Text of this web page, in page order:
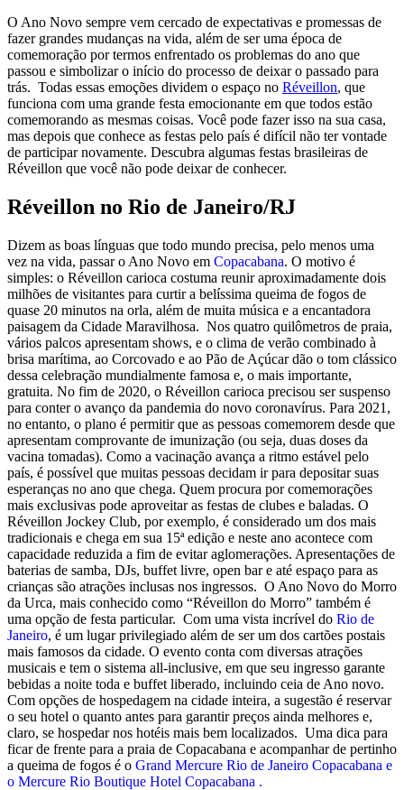
O Ano Novo sempre vem cercado de expectativas e promessas de
fazer grandes mudanças na vida, além de ser uma época de
comemoração por termos enfrentado os problemas do ano que
passou e simbolizar o início do processo de deixar o passado para
trás. Todas essas emoções dividem o espaço no Réveillon, que
funciona com uma grande festa emocionante em que todos estão
comemorando as mesmas coisas. Você pode fazer isso na sua casa,
mas depois que conhece as festas pelo país é difícil não ter vontade
de participar novamente. Descubra algumas festas brasileiras de
Réveillon que você não pode deixar de conhecer.
Réveillon no Rio de Janeiro/RJ
Dizem as boas línguas que todo mundo precisa, pelo menos uma
vez na vida, passar o Ano Novo em Copacabana. O motivo é
simples: o Réveillon carioca costuma reunir aproximadamente dois
milhões de visitantes para curtir a belíssima queima de fogos de
quase 20 minutos na orla, além de muita música e a encantadora
paisagem da Cidade Maravilhosa. Nos quatro quilômetros de praia,
vários palcos apresentam shows, e o clima de verão combinado à
brisa marítima, ao Corcovado e ao Pão de Açúcar dão o tom clássico
dessa celebração mundialmente famosa e, o mais importante,
gratuita. No fim de 2020, o Réveillon carioca precisou ser suspenso
para conter o avanço da pandemia do novo coronavírus. Para 2021,
no entanto, o plano é permitir que as pessoas comemorem desde que
apresentam comprovante de imunização (ou seja, duas doses da
vacina tomadas). Como a vacinação avança a ritmo estável pelo
país, é possível que muitas pessoas decidam ir para depositar suas
esperanças no ano que chega. Quem procura por comemorações
mais exclusivas pode aproveitar as festas de clubes e baladas. O
Réveillon Jockey Club, por exemplo, é considerado um dos mais
tradicionais e chega em sua 15ª edição e neste ano acontece com
capacidade reduzida a fim de evitar aglomerações. Apresentações de
baterias de samba, DJs, buffet livre, open bar e até espaço para as
crianças são atrações inclusas nos ingressos. O Ano Novo do Morro
da Urca, mais conhecido como “Réveillon do Morro” também é
uma opção de festa particular. Com uma vista incrível do Rio de
Janeiro, é um lugar privilegiado além de ser um dos cartões postais
mais famosos da cidade. O evento conta com diversas atrações
musicais e tem o sistema all-inclusive, em que seu ingresso garante
bebidas a noite toda e buffet liberado, incluindo ceia de Ano novo.
Com opções de hospedagem na cidade inteira, a sugestão é reservar
o seu hotel o quanto antes para garantir preços ainda melhores e,
claro, se hospedar nos hotéis mais bem localizados. Uma dica para
ficar de frente para a praia de Copacabana e acompanhar de pertinho
a queima de fogos é o Grand Mercure Rio de Janeiro Copacabana e
o Mercure Rio Boutique Hotel Copacabana .